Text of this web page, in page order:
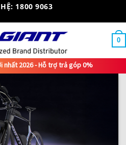
1800 9063
0
nhất 2026 - Hỗ trợ trả góp 0%